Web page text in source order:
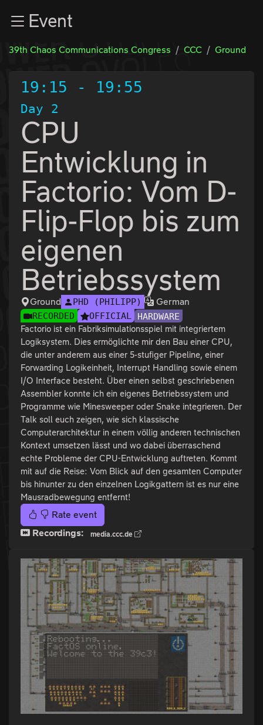
Zum InhaltEvent
39th Chaos Communications Congress CCC Ground
19:15 - 19:55
Day 2
CPU
Entwicklung in
Factorio: Vom D-
Flip-Flop bis zum
eigenen
Betriebssystem
Ground PHD (PHILIPP) German
RECORDED OFFICIAL HARDWARE
Factorio ist ein Fabriksimulationsspiel mit integriertem
Logiksystem. Dies ermöglichte mir den Bau einer CPU,
die unter anderem aus einer 5-stufiger Pipeline, einer
Forwarding Logikeinheit, Interrupt Handling sowie einem
I/O Interface besteht. Über einen selbst geschriebenen
Assembler konnte ich ein eigenes Betriebssystem und
Programme wie Minesweeper oder Snake integrieren. Der
Talk soll euch zeigen, wie sich klassische
Computerarchitektur in einem völlig anderen technischen
Kontext umsetzen lässt und wo dabei überraschend
echte Probleme der CPU-Entwicklung auftreten. Kommt
mit auf die Reise: Vom Blick auf den gesamten Computer
bis hinunter zu den einzelnen Logikgattern ist es nur eine
Mausradbewegung entfernt!
Rate event
Recordings:
media.ccc.de